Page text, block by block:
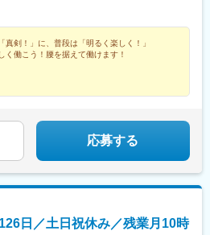
真剣！」に、普段は「明るく楽しく！」
く働こう！腰を据えて働けます！
応募する
日／土日祝休み／残業月10時